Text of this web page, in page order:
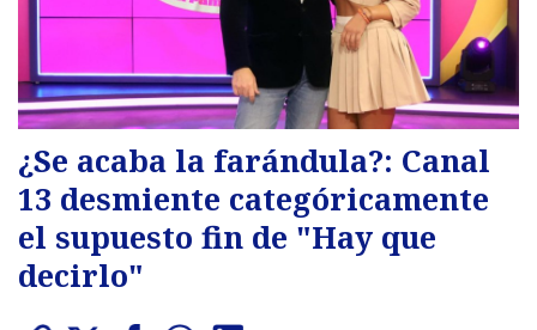
¿Se acaba la farándula?: Canal
13 desmiente categóricamente
el supuesto fin de "Hay que
decirlo"